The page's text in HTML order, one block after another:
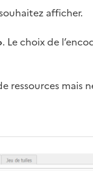
afficher.
. Le choix de
ressources mais